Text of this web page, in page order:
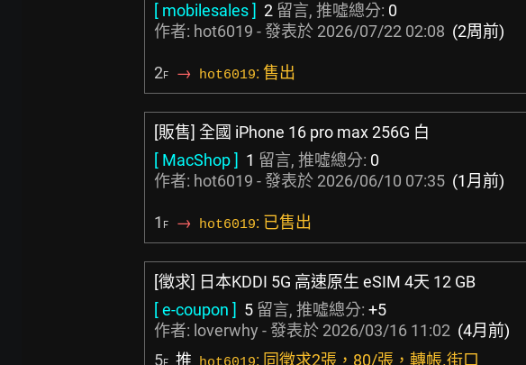
[ mobilesales ] 2 留言, 推噓總分: 0
作者: hot6019 - 發表於 2026/07/22 02:08 (2周前)
2F → hot6019: 售出
[販售] 全國 iPhone 16 pro max 256G 白
[ MacShop ] 1 留言, 推噓總分: 0
作者: hot6019 - 發表於 2026/06/10 07:35 (1月前)
1 F → hot6019: 已售出
[徵求] 日本KDDI 5G 高速原生 eSIM 4天 12 GB
[ e-coupon ] 5 留言, 推噓總分: +5
作者: loverwhy - 發表於 2026/03/16 11:02 (4月前)
5
推 : 同徵求2張，80/張，轉帳.街口